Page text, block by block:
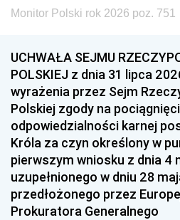
Monitor Polski rok 2026 poz. 751
UCHWAŁA SEJMU
POLSKIEJ z dnia 31 lipca
wyrażenia przez Sejm
Polskiej zgody na
odpowiedzialności karnej
Króla za czyn określony w
pierwszym wniosku z dnia 4
uzupełnionego w dniu 28
przedłożonego przez
Prokuratora Generalnego